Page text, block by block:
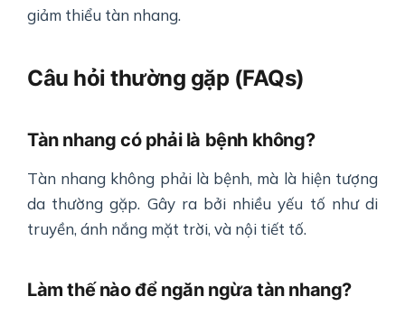
giảm thiểu tàn nhang.
Câu hỏi thường gặp (FAQs)
Tàn nhang có phải là bệnh không?
Tàn nhang không phải là bệnh, mà là hiện tượng
da thường gặp. Gây ra bởi nhiều yếu tố như di
truyền, ánh nắng mặt trời, và nội tiết tố.
Làm thế nào để ngăn ngừa tàn nhang?